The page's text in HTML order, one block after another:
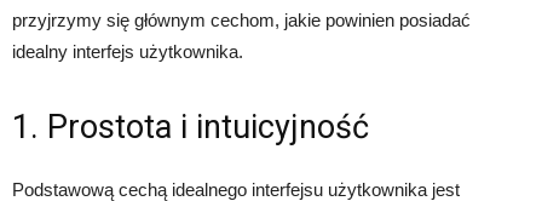
przyjrzymy się głównym cechom, jakie powinien posiadać
idealny interfejs użytkownika.
1. Prostota i intuicyjność
Podstawową cechą idealnego interfejsu użytkownika jest